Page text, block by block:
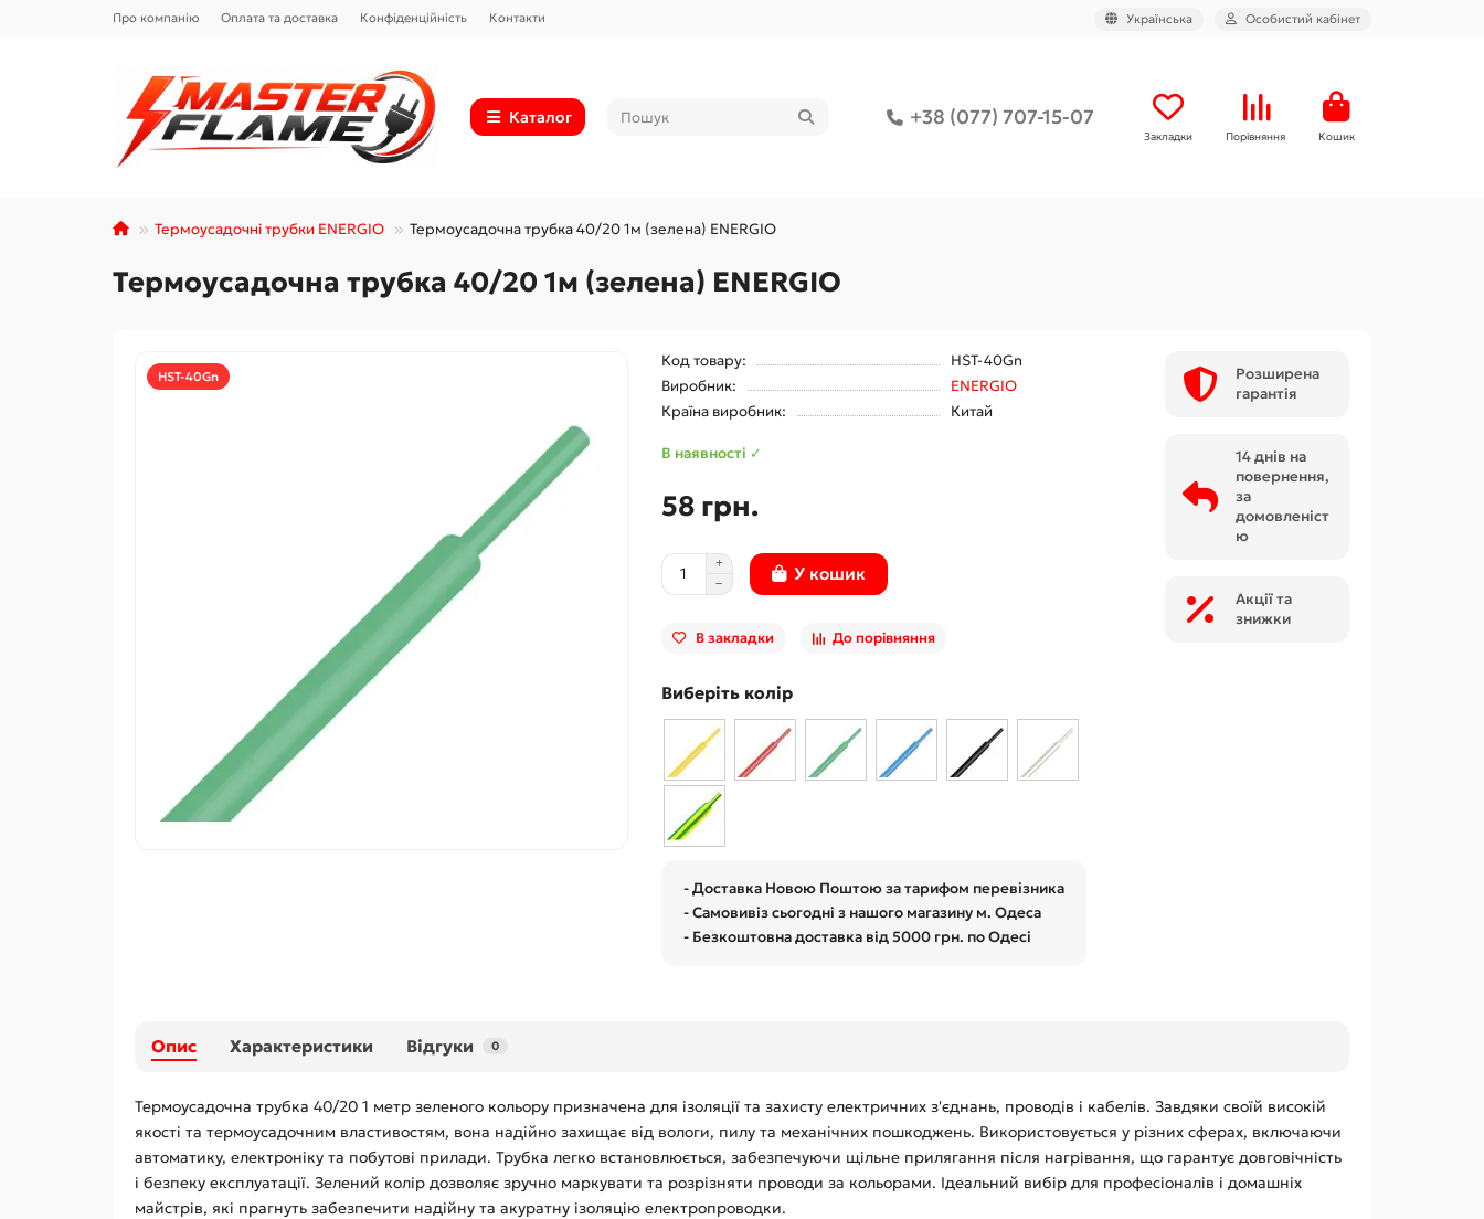
Про компанію Оплата та доставка Конфіденційність Контакти Українська Особистий кабінет
Каталог +38 (077) 707-15-07
Закладки Порівняння Кошик
Термоусадочні трубки ENERGIO Термоусадочна трубка 40/20 1м (зелена) ENERGIO
Термоусадочна трубка 40/20 1м (зелена) ENERGIO
HST-40Gn
Код товару:
HST-40Gn
Виробник:
ENERGIO
Країна виробник:
Китай
В наявності ✓
58 грн.
У кошик
В закладки До порівняння
Виберіть колір
- Доставка Новою Поштою за тарифом перевізника
- Самовивіз сьогодні з нашого магазину м. Одеса
- Безкоштовна доставка від 5000 грн. по Одесі
Розширена
гарантія
14 днів на
повернення,
за
домовленіст
ю
Акції та
знижки
Опис Характеристики Відгуки 0
Термоусадочна трубка 40/20 1 метр зеленого кольору призначена для ізоляції та захисту електричних з'єднань, проводів і кабелів. Завдяки своїй високій
якості та термоусадочним властивостям, вона надійно захищає від вологи, пилу та механічних пошкоджень. Використовується у різних сферах, включаючи
автоматику, електроніку та побутові прилади. Трубка легко встановлюється, забезпечуючи щільне прилягання після нагрівання, що гарантує довговічність
і безпеку експлуатації. Зелений колір дозволяє зручно маркувати та розрізняти проводи за кольорами. Ідеальний вибір для професіоналів і домашніх
майстрів, які прагнуть забезпечити надійну та акуратну ізоляцію електропроводки.